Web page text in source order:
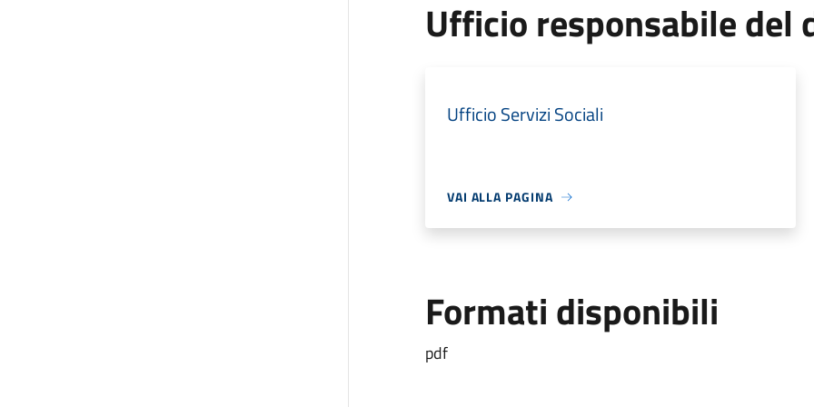
Ufficio responsabile del
Ufficio Servizi Sociali
VAI ALLA PAGINA
Formati disponibili
pdf